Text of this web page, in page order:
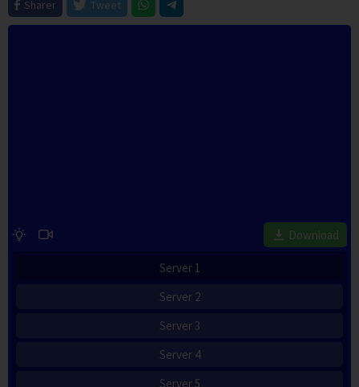
Sharer
Tweet
Download
Server 1
Server 2
Server 3
Server 4
Server 5